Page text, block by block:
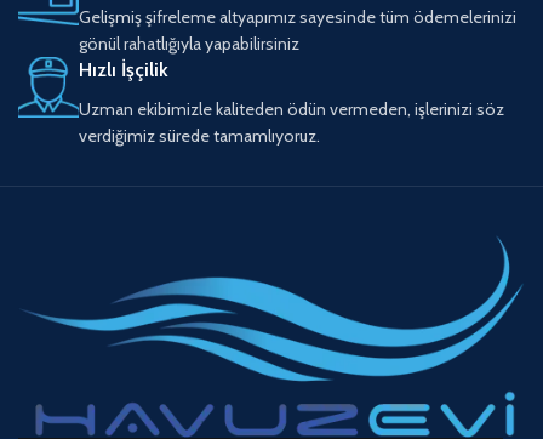
Gelişmiş şifreleme altyapımız sayesinde tüm ödemelerinizi
gönül rahatlığıyla yapabilirsiniz
Hızlı İşçilik
Uzman ekibimizle kaliteden ödün vermeden, işlerinizi söz
verdiğimiz sürede tamamlıyoruz.